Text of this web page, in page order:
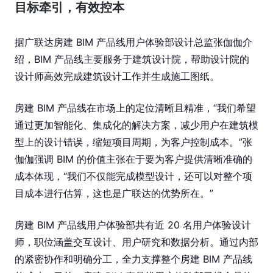
目标牵引，有效控本
据广联达房建 BIM 产品线用户体验部设计总监张伽伽介
绍，BIM 产品线主要服务于建筑设计院，帮助设计院的
设计师高效完成建筑设计工作并生成施工图纸。
房建 BIM 产品线在市场上的定位清晰且精准，“我们希望
通过更加智能化、集成化的解决方案，减少用户在建筑模
型上的设计错误，缩短项目周期，为客户控制成本。”张
伽伽强调 BIM 的价值主张在于要为客户提供清晰准确的
成本体现，“我们不仅能完成模型设计，还可以对整个项
目成本进行估算，这也是广联达的优势所在。”
房建 BIM 产品线用户体验部共有近 20 名用户体验设计
师，职位涵盖交互设计、用户研究和数据分析。通过内部
的紧密协作和明确分工，全力支撑整个房建 BIM 产品线